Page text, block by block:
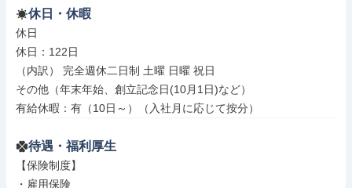
休日・休暇
休日
休日：122日
（内訳） 完全週休二日制 土曜 日曜 祝日
その他（年末年始、創立記念日(10月1日)など）
有給休暇：有（10日～）（入社月に応じて按分）
待遇・福利厚生
【保険制度】
・雇用保険